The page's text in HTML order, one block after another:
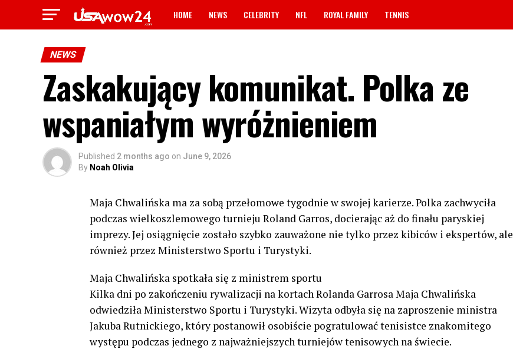
HOME NEWS CELEBRITY NFL ROYAL FAMILY TENNIS
NEWS
Zaskakujący komunikat. Polka ze
wspaniałym wyróżnieniem
Published 2 months ago on June 9, 2026
By Noah Olivia
Maja Chwalińska ma za sobą przełomowe tygodnie w swojej karierze. Polka zachwyciła
podczas wielkoszlemowego turnieju Roland Garros, docierając aż do finału paryskiej
imprezy. Jej osiągnięcie zostało szybko zauważone nie tylko przez kibiców i ekspertów, ale
również przez Ministerstwo Sportu i Turystyki.
Maja Chwalińska spotkała się z ministrem sportu
Kilka dni po zakończeniu rywalizacji na kortach Rolanda Garrosa Maja Chwalińska
odwiedziła Ministerstwo Sportu i Turystyki. Wizyta odbyła się na zaproszenie ministra
Jakuba Rutnickiego, który postanowił osobiście pogratulować tenisistce znakomitego
występu podczas jednego z najważniejszych turniejów tenisowych na świecie.